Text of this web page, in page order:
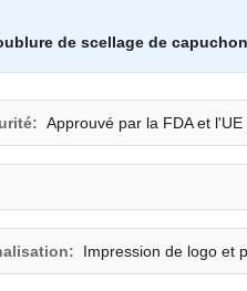
de scellage de
Approuvé par la FDA et
Impression de logo et